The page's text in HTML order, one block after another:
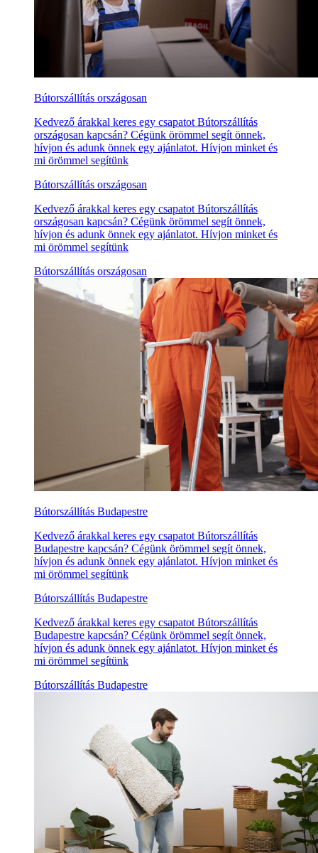
Bútorszállítás országosan
Kedvező árakkal keres egy csapatot Bútorszállítás
országosan kapcsán? Cégünk örömmel segít önnek,
hívjon és adunk önnek egy ajánlatot. Hívjon minket és
mi örömmel segítünk
Bútorszállítás országosan
Kedvező árakkal keres egy csapatot Bútorszállítás
országosan kapcsán? Cégünk örömmel segít önnek,
hívjon és adunk önnek egy ajánlatot. Hívjon minket és
mi örömmel segítünk
Bútorszállítás országosan
Bútorszállítás Budapestre
Kedvező árakkal keres egy csapatot Bútorszállítás
Budapestre kapcsán? Cégünk örömmel segít önnek,
hívjon és adunk önnek egy ajánlatot. Hívjon minket és
mi örömmel segítünk
Bútorszállítás Budapestre
Kedvező árakkal keres egy csapatot Bútorszállítás
Budapestre kapcsán? Cégünk örömmel segít önnek,
hívjon és adunk önnek egy ajánlatot. Hívjon minket és
mi örömmel segítünk
Bútorszállítás Budapestre